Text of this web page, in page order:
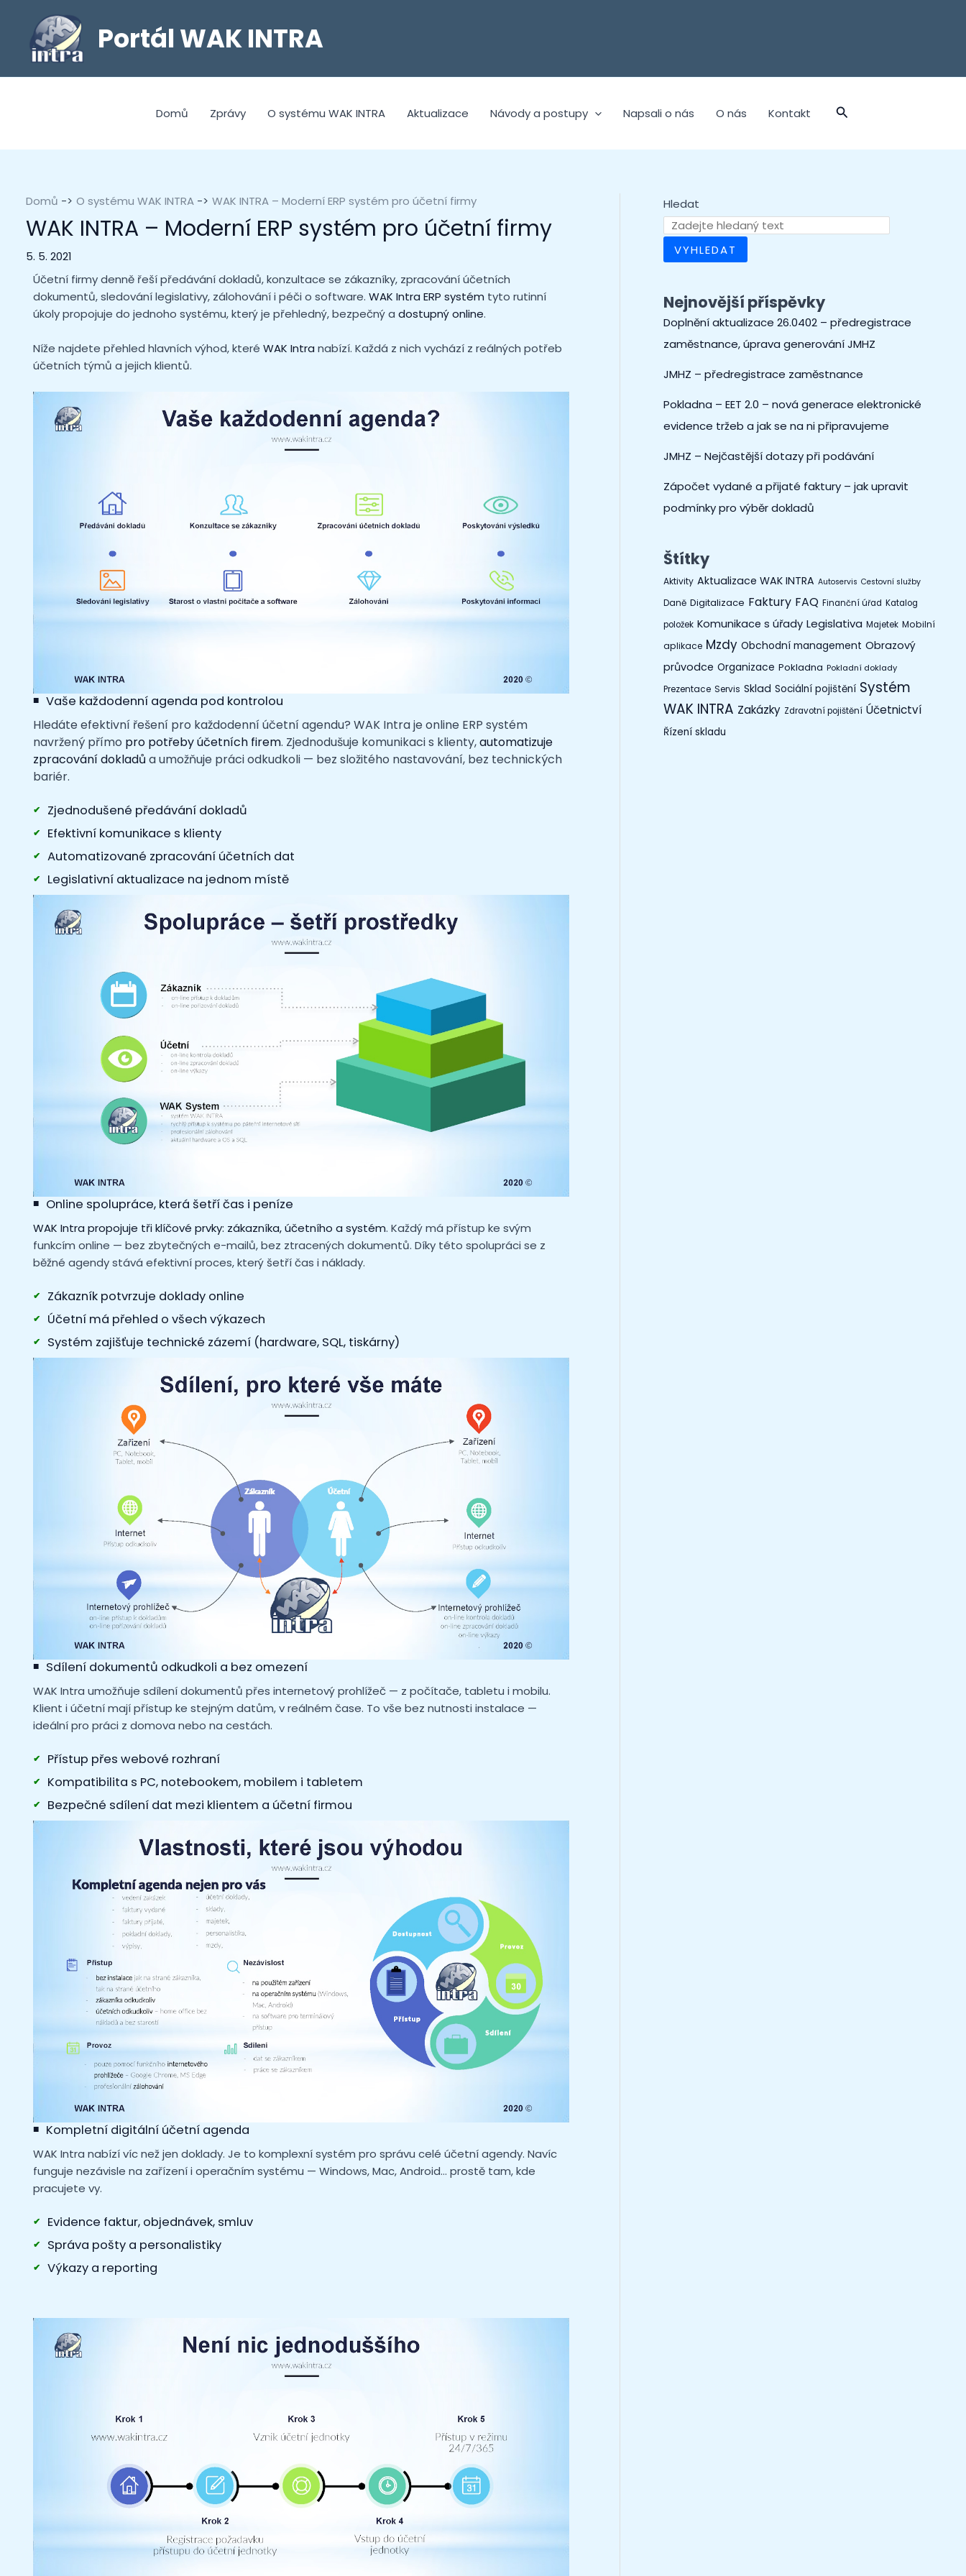
Portál WAK INTRA
Domů Zprávy O systému WAK INTRA Aktualizace Návody a postupy Napsali o nás O nás Kontakt
Domů O systému WAK INTRA WAK INTRA – Moderní ERP systém pro účetní firmy
WAK INTRA – Moderní ERP systém pro účetní firmy
5. 5. 2021
Účetní firmy denně řeší předávání dokladů, konzultace se zákazníky, zpracování účetních
dokumentů, sledování legislativy, zálohování i péči o software. WAK Intra ERP systém tyto rutinní
úkoly propojuje do jednoho systému, který je přehledný, bezpečný a dostupný online.
Níže najdete přehled hlavních výhod, které WAK Intra nabízí. Každá z nich vychází z reálných potřeb
účetních týmů a jejich klientů.
Vaše každodenní agenda pod kontrolou
Hledáte efektivní řešení pro každodenní účetní agendu? WAK Intra je online ERP systém
navržený přímo pro potřeby účetních firem. Zjednodušuje komunikaci s klienty,automatizuje
zpracování dokladů a umožňuje práci odkudkoli — bez složitého nastavování, bez technických
bariér.
Zjednodušené předávání dokladů
Efektivní komunikace s klienty
Automatizované zpracování účetních dat
Legislativní aktualizace na jednom místě
Online spolupráce, která šetří čas i peníze
WAK Intra propojuje tři klíčové prvky: zákazníka, účetního a systém. Každý má přístup ke svým
funkcím online — bez zbytečných e-mailů, bez ztracených dokumentů. Díky této spolupráci se z
běžné agendy stává efektivní proces, který šetří čas i náklady.
Zákazník potvrzuje doklady online
Účetní má přehled o všech výkazech
Systém zajišťuje technické zázemí (hardware, SQL, tiskárny)
Sdílení dokumentů odkudkoli a bez omezení
WAK Intra umožňuje sdílení dokumentů přes internetový prohlížeč — z počítače, tabletu i mobilu.
Klient i účetní mají přístup ke stejným datům, v reálném čase. To vše bez nutnosti instalace —
ideální pro práci z domova nebo na cestách.
Přístup přes webové rozhraní
Kompatibilita s PC, notebookem, mobilem i tabletem
Bezpečné sdílení dat mezi klientem a účetní firmou
Kompletní digitální účetní agenda
WAK Intra nabízí víc než jen doklady. Je to komplexní systém pro správu celé účetní agendy. Navíc
funguje nezávisle na zařízení i operačním systému — Windows, Mac, Android… prostě tam, kde
pracujete vy.
Evidence faktur, objednávek, smluv
Správa pošty a personalistiky
Výkazy a reporting
Hledat
VYHLEDAT
Nejnovější příspěvky
Doplnění aktualizace 26.0402 – předregistrace
zaměstnance, úprava generování JMHZ
JMHZ – předregistrace zaměstnance
Pokladna – EET 2.0 – nová generace elektronické
evidence tržeb a jak se na ni připravujeme
JMHZ – Nejčastější dotazy při podávání
Zápočet vydané a přijaté faktury – jak upravit
podmínky pro výběr dokladů
Štítky
Aktivity Aktualizace WAK INTRA Autoservis Cestovní služby
Daně Digitalizace Faktury FAQ Finanční úřad Katalog
položek Komunikace s úřady Legislativa Majetek Mobilní
aplikace Mzdy Obchodní management Obrazový
průvodce Organizace Pokladna Pokladní doklady
Prezentace Servis Sklad Sociální pojištění Systém
WAK INTRA Zakázky Zdravotní pojištění Účetnictví
Řízení skladu